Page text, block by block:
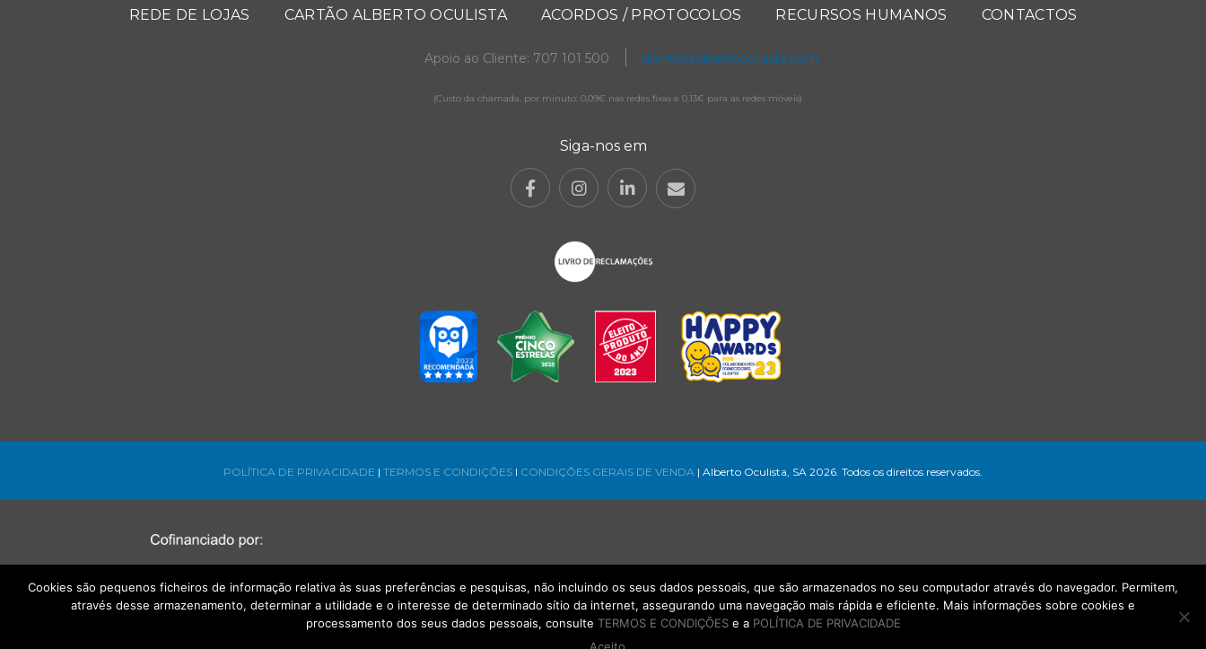
REDE DE LOJAS CARTÃO ALBERTO OCULISTA ACORDOS / PROTOCOLOS RECURSOS HUMANOS CONTACTOS
Apoio ao Cliente: 707 101 500 cliente@albertooculista.com
(Custo da chamada, por minuto: 0,09€ nas redes fixas e 0,13€ para as redes móveis)
Siga-nos em
POLÍTICA DE PRIVACIDADE | TERMOS E CONDIÇÕES l CONDIÇÕES GERAIS DE VENDA | Alberto Oculista, SA 2026. Todos os direitos reservados.
Cookies são pequenos ficheiros de informação relativa às suas preferências e pesquisas, não incluindo os seus dados pessoais, que são armazenados no seu computador através do navegador. Permitem,
através desse armazenamento, determinar a utilidade e o interesse de determinado sítio da internet, assegurando uma navegação mais rápida e eficiente. Mais informações sobre cookies e
processamento dos seus dados pessoais, consulte TERMOS E CONDIÇÕESe a POLÍTICA DE PRIVACIDADE